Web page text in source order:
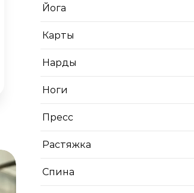
Йога
Карты
Нарды
Ноги
Пресс
Растяжка
Спина